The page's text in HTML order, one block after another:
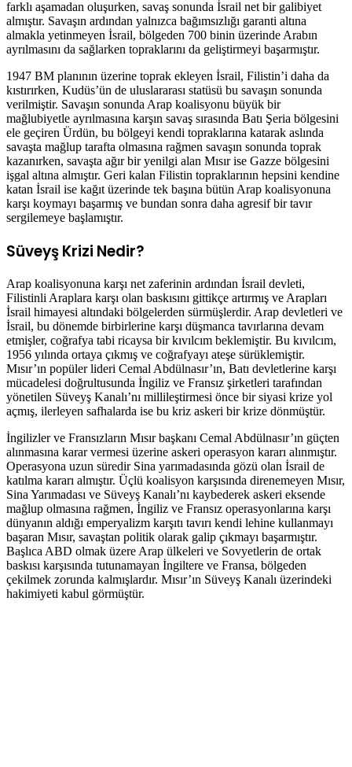
farklı aşamadan oluşurken, savaş sonunda İsrail net bir galibiyet
almıştır. Savaşın ardından yalnızca bağımsızlığı garanti altına
almakla yetinmeyen İsrail, bölgeden 700 binin üzerinde Arabın
ayrılmasını da sağlarken topraklarını da geliştirmeyi başarmıştır.
1947 BM planının üzerine toprak ekleyen İsrail, Filistin’i daha da
kıstırırken, Kudüs’ün de uluslararası statüsü bu savaşın sonunda
verilmiştir. Savaşın sonunda Arap koalisyonu büyük bir
mağlubiyetle ayrılmasına karşın savaş sırasında Batı Şeria bölgesini
ele geçiren Ürdün, bu bölgeyi kendi topraklarına katarak aslında
savaşta mağlup tarafta olmasına rağmen savaşın sonunda toprak
kazanırken, savaşta ağır bir yenilgi alan Mısır ise Gazze bölgesini
işgal altına almıştır. Geri kalan Filistin topraklarının hepsini kendine
katan İsrail ise kağıt üzerinde tek başına bütün Arap koalisyonuna
karşı koymayı başarmış ve bundan sonra daha agresif bir tavır
sergilemeye başlamıştır.
Süveyş Krizi Nedir?
Arap koalisyonuna karşı net zaferinin ardından İsrail devleti,
Filistinli Araplara karşı olan baskısını gittikçe artırmış ve Arapları
İsrail himayesi altındaki bölgelerden sürmüşlerdir. Arap devletleri ve
İsrail, bu dönemde birbirlerine karşı düşmanca tavırlarına devam
etmişler, coğrafya tabi ricaysa bir kıvılcım beklemiştir. Bu kıvılcım,
1956 yılında ortaya çıkmış ve coğrafyayı ateşe sürüklemiştir.
Mısır’ın popüler lideri Cemal Abdülnasır’ın, Batı devletlerine karşı
mücadelesi doğrultusunda İngiliz ve Fransız şirketleri tarafından
yönetilen Süveyş Kanalı’nı millileştirmesi önce bir siyasi krize yol
açmış, ilerleyen safhalarda ise bu kriz askeri bir krize dönmüştür.
İngilizler ve Fransızların Mısır başkanı Cemal Abdülnasır’ın güçten
alınmasına karar vermesi üzerine askeri operasyon kararı alınmıştır.
Operasyona uzun süredir Sina yarımadasında gözü olan İsrail de
katılma kararı almıştır. Üçlü koalisyon karşısında direnemeyen Mısır,
Sina Yarımadası ve Süveyş Kanalı’nı kaybederek askeri eksende
mağlup olmasına rağmen, İngiliz ve Fransız operasyonlarına karşı
dünyanın aldığı emperyalizm karşıtı tavırı kendi lehine kullanmayı
başaran Mısır, savaştan politik olarak galip çıkmayı başarmıştır.
Başlıca ABD olmak üzere Arap ülkeleri ve Sovyetlerin de ortak
baskısı karşısında tutunamayan İngiltere ve Fransa, bölgeden
çekilmek zorunda kalmışlardır. Mısır’ın Süveyş Kanalı üzerindeki
hakimiyeti kabul görmüştür.